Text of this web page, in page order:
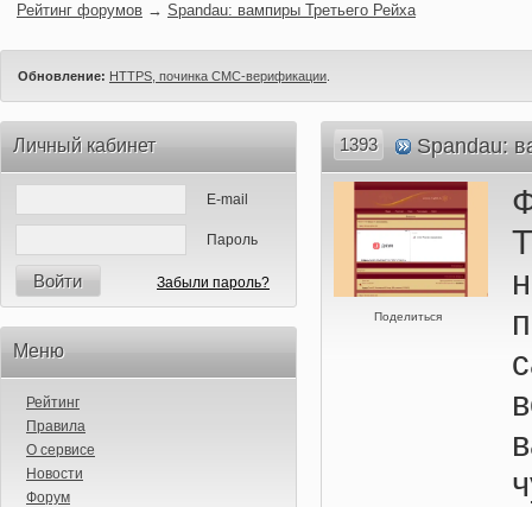
Рейтинг форумов → Spandau: вампиры Третьего Рейха
Обновление: HTTPS, починка СМС-верификации
Личный кабинет
E-mail
Пароль
Войти Забыли пароль?
Меню
Рейтинг
Правила
О сервисе
Новости
Форум
1393 Spandau:
Поделиться